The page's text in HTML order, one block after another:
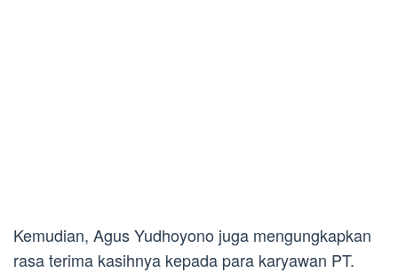
Kemudian, Agus Yudhoyono juga mengungkapkan
rasa terima kasihnya kepada para karyawan PT.